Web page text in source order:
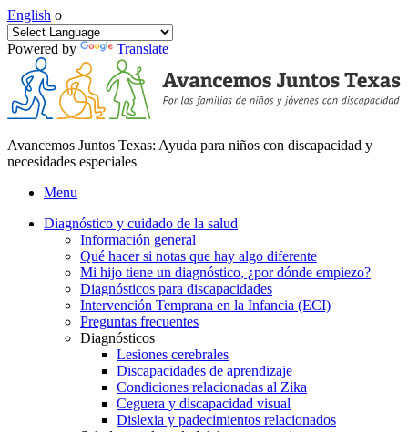
English o
Powered by Translate
Avancemos Juntos Texas: Ayuda para niños con discapacidad y
necesidades especiales
Menu
Diagnóstico y cuidado de la salud
Información general
Qué hacer si notas que hay algo diferente
Mi hijo tiene un diagnóstico, ¿por dónde empiezo?
Diagnósticos para discapacidades
Intervención Temprana en la Infancia (ECI)
Preguntas frecuentes
Diagnósticos
Lesiones cerebrales
Discapacidades de aprendizaje
Condiciones relacionadas al Zika
Ceguera y discapacidad visual
Dislexia y padecimientos relacionados